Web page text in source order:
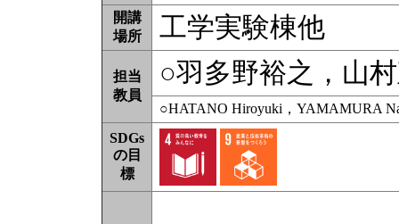
開講
場所
工学実験棟他
担当
教員
○羽多野裕之，山
○HATANO Hiroyuki，YAMAMURA
SDGs
の目
標